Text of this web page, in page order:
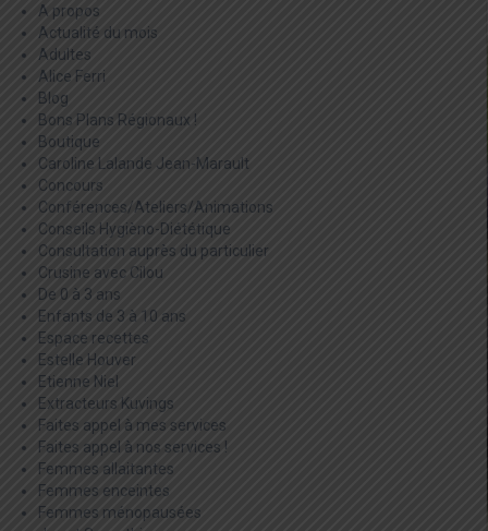
A propos
Actualité du mois
Adultes
Alice Ferri
Blog
Bons Plans Régionaux !
Boutique
Caroline Lalande Jean-Marault
Concours
Conférences/Ateliers/Animations
Conseils Hygièno-Diététique
Consultation auprès du particulier
Crusine avec Cilou
De 0 à 3 ans
Enfants de 3 à 10 ans
Espace recettes
Estelle Houver
Etienne Niel
Extracteurs Kuvings
Faites appel à mes services
Faites appel à nos services !
Femmes allaitantes
Femmes enceintes
Femmes ménopausées